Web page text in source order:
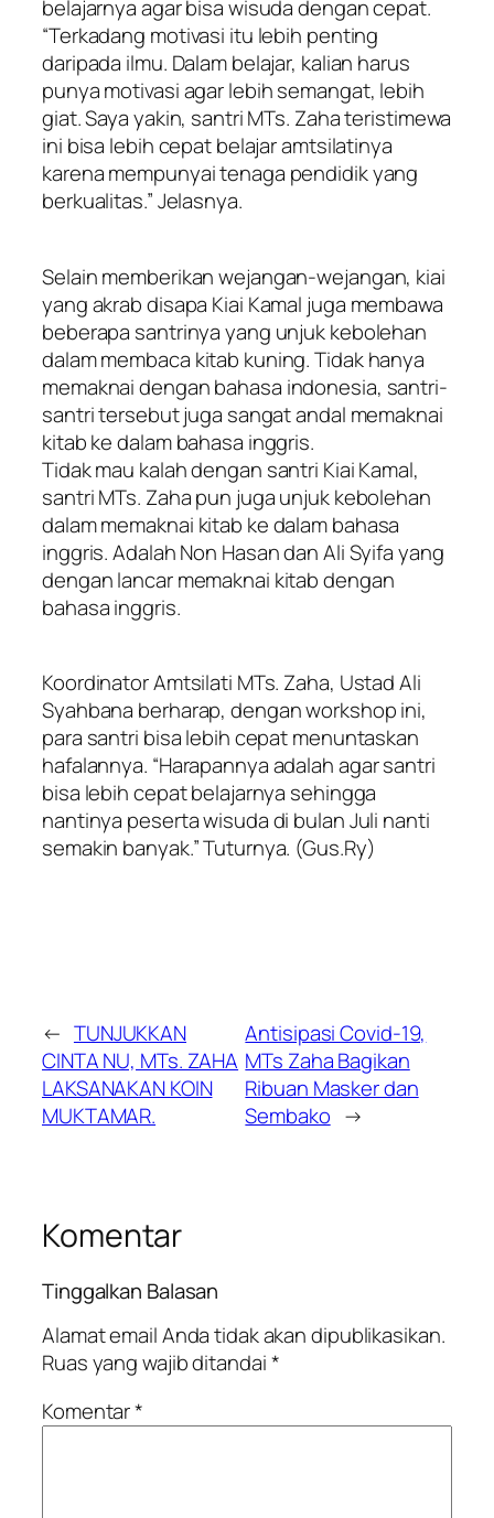
belajarnya agar bisa wisuda dengan cepat.
“Terkadang motivasi itu lebih penting
daripada ilmu. Dalam belajar, kalian harus
punya motivasi agar lebih semangat, lebih
giat. Saya yakin, santri MTs. Zaha teristimewa
ini bisa lebih cepat belajar amtsilatinya
karena mempunyai tenaga pendidik yang
berkualitas.” Jelasnya.
Selain memberikan wejangan-wejangan, kiai
yang akrab disapa Kiai Kamal juga membawa
beberapa santrinya yang unjuk kebolehan
dalam membaca kitab kuning. Tidak hanya
memaknai dengan bahasa indonesia, santri-
santri tersebut juga sangat andal memaknai
kitab ke dalam bahasa inggris.
Tidak mau kalah dengan santri Kiai Kamal,
santri MTs. Zaha pun juga unjuk kebolehan
dalam memaknai kitab ke dalam bahasa
inggris. Adalah Non Hasan dan Ali Syifa yang
dengan lancar memaknai kitab dengan
bahasa inggris.
Koordinator Amtsilati MTs. Zaha, Ustad Ali
Syahbana berharap, dengan workshop ini,
para santri bisa lebih cepat menuntaskan
hafalannya. “Harapannya adalah agar santri
bisa lebih cepat belajarnya sehingga
nantinya peserta wisuda di bulan Juli nanti
semakin banyak.” Tuturnya. (Gus.Ry)
← TUNJUKKAN
CINTA NU, MTs. ZAHA
LAKSANAKAN KOIN
MUKTAMAR.
Antisipasi Covid-19,
MTs Zaha Bagikan
Ribuan Masker dan
Sembako →
Komentar
Tinggalkan Balasan
Alamat email Anda tidak akan dipublikasikan.
Ruas yang wajib ditandai*
Komentar*